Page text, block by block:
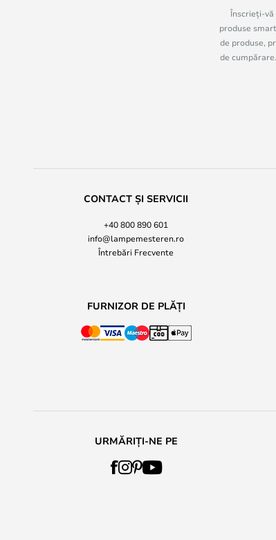
Înscrieți-
produse
de produse,
de
CONTACT ȘI SERVICII
+40 800 890 601
info@lampemesteren.ro
Întrebări Frecvente
FURNIZOR DE PLĂȚI
URMĂRIȚI-NE PE